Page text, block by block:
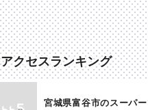
アクセスランキング
宮城県富谷市のスーパ